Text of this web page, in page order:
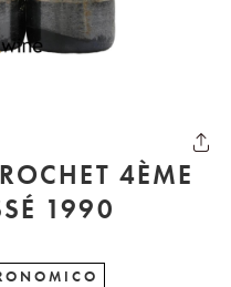
4ÈME
GRAND CRU CLASSÉ 1990